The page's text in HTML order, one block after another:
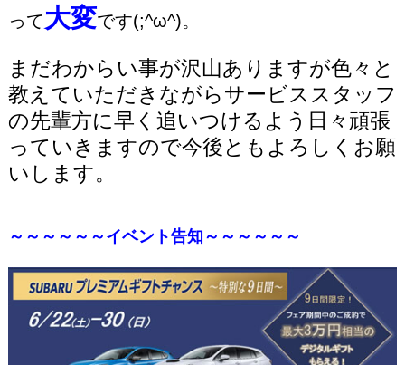
って大変です(;^ω^)。
まだわからい事が沢山ありますが色々と
教えていただきながらサービススタッフ
の先輩方に早く追いつけるよう日々頑張
っていきますので今後ともよろしくお願
いします。
～～～～～～イベント告知～～～～～～